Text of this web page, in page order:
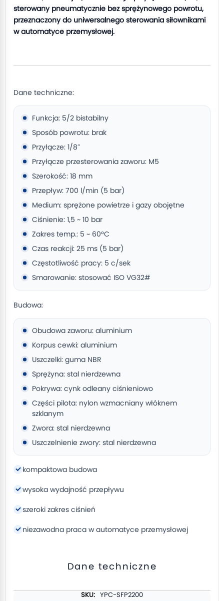
sterowany pneumatycznie bez sprężynowego powrotu,
przeznaczony do uniwersalnego sterowania siłownikami
w automatyce przemysłowej.
Dane techniczne:
Funkcja: 5/2 bistabilny
Sposób powrotu: brak
Przyłącze: 1/8″
Przyłącze przesterowania zaworu: M5
Szerokość: 18 mm
Przepływ: 700 l/min (5 bar)
Medium: sprężone powietrze i gazy obojętne
Ciśnienie: 1,5 ~ 10 bar
Zakres temp.: 5 ~ 60°C
Czas reakcji: 25 ms (5 bar)
Częstotliwość pracy: 5 c/sek
Smarowanie: stosować ISO VG32#
Budowa:
Obudowa zaworu: aluminium
Korpus cewki: aluminium
Uszczelki: guma NBR
Sprężyna: stal nierdzewna
Pokrywa: cynk odleany ciśnieniowo
Części pilota: nylon wzmacniany włóknem
szklanym
Zwora: stal nierdzewna
Uszczelnienie zwory: stal nierdzewna
kompaktowa budowa
wysoka wydajność przepływu
szeroki zakres ciśnień
niezawodna praca w automatyce przemysłowej
Dane techniczne
YPC-SFP2200